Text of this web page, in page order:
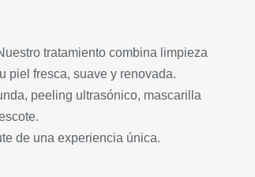
tratamiento combina limpieza
piel fresca, suave y renovada.
peeling ultrasónico, mascarilla
de una experiencia única.